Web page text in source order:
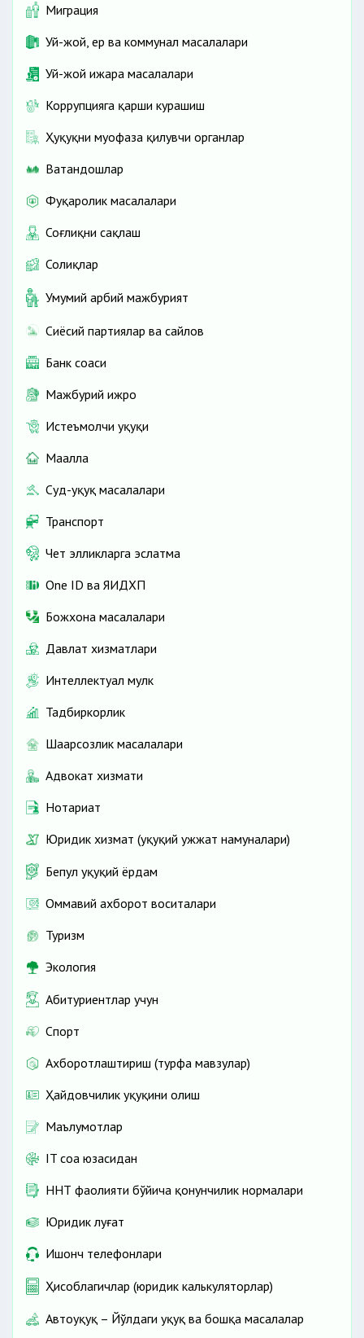
Миграция
Уй-жой, ер ва коммунал масалалари
Уй-жой ижара масалалари
Коррупцияга қарши курашиш
Ҳуқуқни муҳофаза қилувчи органлар
Ватандошлар
Фуқаролик масалалари
Соғлиқни сақлаш
Солиқлар
Умумий ҳарбий мажбурият
Сиёсий партиялар ва сайлов
Банк соҳаси
Мажбурий ижро
Истеъмолчи ҳуқуқи
Маҳалла
Суд-ҳуқуқ масалалари
Транспорт
Чет элликларга эслатма
One ID ва ЯИДХП
Божхона масалалари
Давлат хизматлари
Интеллектуал мулк
Тадбиркорлик
Шаҳарсозлик масалалари
Адвокат хизмати
Нотариат
Юридик хизмат (ҳуқуқий ҳужжат намуналари)
Бепул ҳуқуқий ёрдам
Оммавий ахборот воситалари
Туризм
Экология
Абитуриентлар учун
Спорт
Ахборотлаштириш (турфа мавзулар)
Ҳайдовчилик ҳуқуқини олиш
Маълумотлар
IT соҳа юзасидан
ННТ фаолияти бўйича қонунчилик нормалари
Юридик луғат
Ишонч телефонлари
Ҳисоблагичлар (юридик калькуляторлар)
Автоҳуқуқ – Йўлдаги ҳуқуқ ва бошқа масалалар